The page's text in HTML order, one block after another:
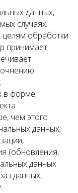
данных,
случаях
обработки
принимает
в форме,
чем этого
данных;
(обновления,
данных
данных,